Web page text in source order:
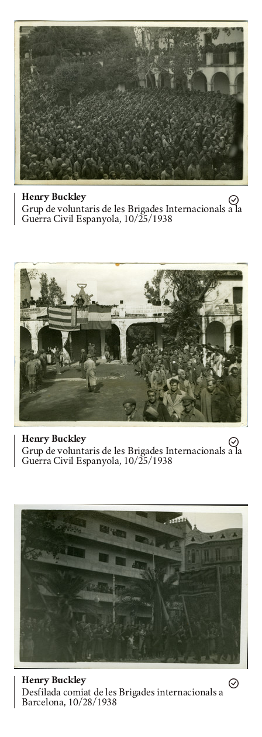
Henry Buckley
Grup de voluntaris de les Brigades Internacionals a la
Guerra Civil Espanyola, 10/25/1938
Henry Buckley
Grup de voluntaris de les Brigades Internacionals a la
Guerra Civil Espanyola, 10/25/1938
Henry Buckley
Desfilada comiat de les Brigades internacionals a
Barcelona, 10/28/1938